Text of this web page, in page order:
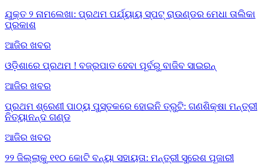
ଯୁକ୍ତ ୨ ନାମଲେଖା: ପ୍ରଥମ ପର୍ଯ୍ୟାୟ ସ୍ପଟ୍ ରାଉଣ୍ଡର ମେଧା ତାଲିକା
ପ୍ରକାଶ
ଆଜିର ଖବର
ଓଡ଼ିଶାରେ ପ୍ରଥମ ! ବଜ୍ରପାତ ହେବା ପୂର୍ବରୁ ବାଜିବ ସାଇରନ୍
ଆଜିର ଖବର
ପ୍ରଥମ ଶ୍ରେଣୀ ପାଠ୍ୟ ପୁସ୍ତକରେ ହୋଇନି ତ୍ରୁଟି: ଗଣଶିକ୍ଷା ମନ୍ତ୍ରୀ
ନିତ୍ୟାନନ୍ଦ ଗଣ୍ଡ
ଆଜିର ଖବର
୨୨ ଜିଲ୍ଲାକୁ ୧୧୦ କୋଟି ବନ୍ୟା ସହାୟତା: ମନ୍ତ୍ରୀ ସୁରେଶ ପୂଜାରୀ